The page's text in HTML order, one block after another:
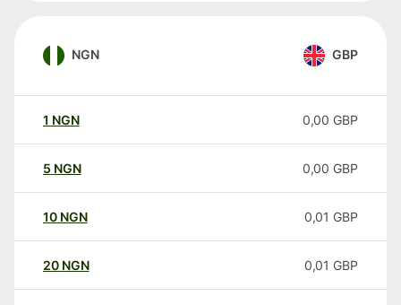
NGN GBP
1 NGN 0,00 GBP
5 NGN 0,00 GBP
10 NGN 0,01 GBP
20 NGN 0,01 GBP